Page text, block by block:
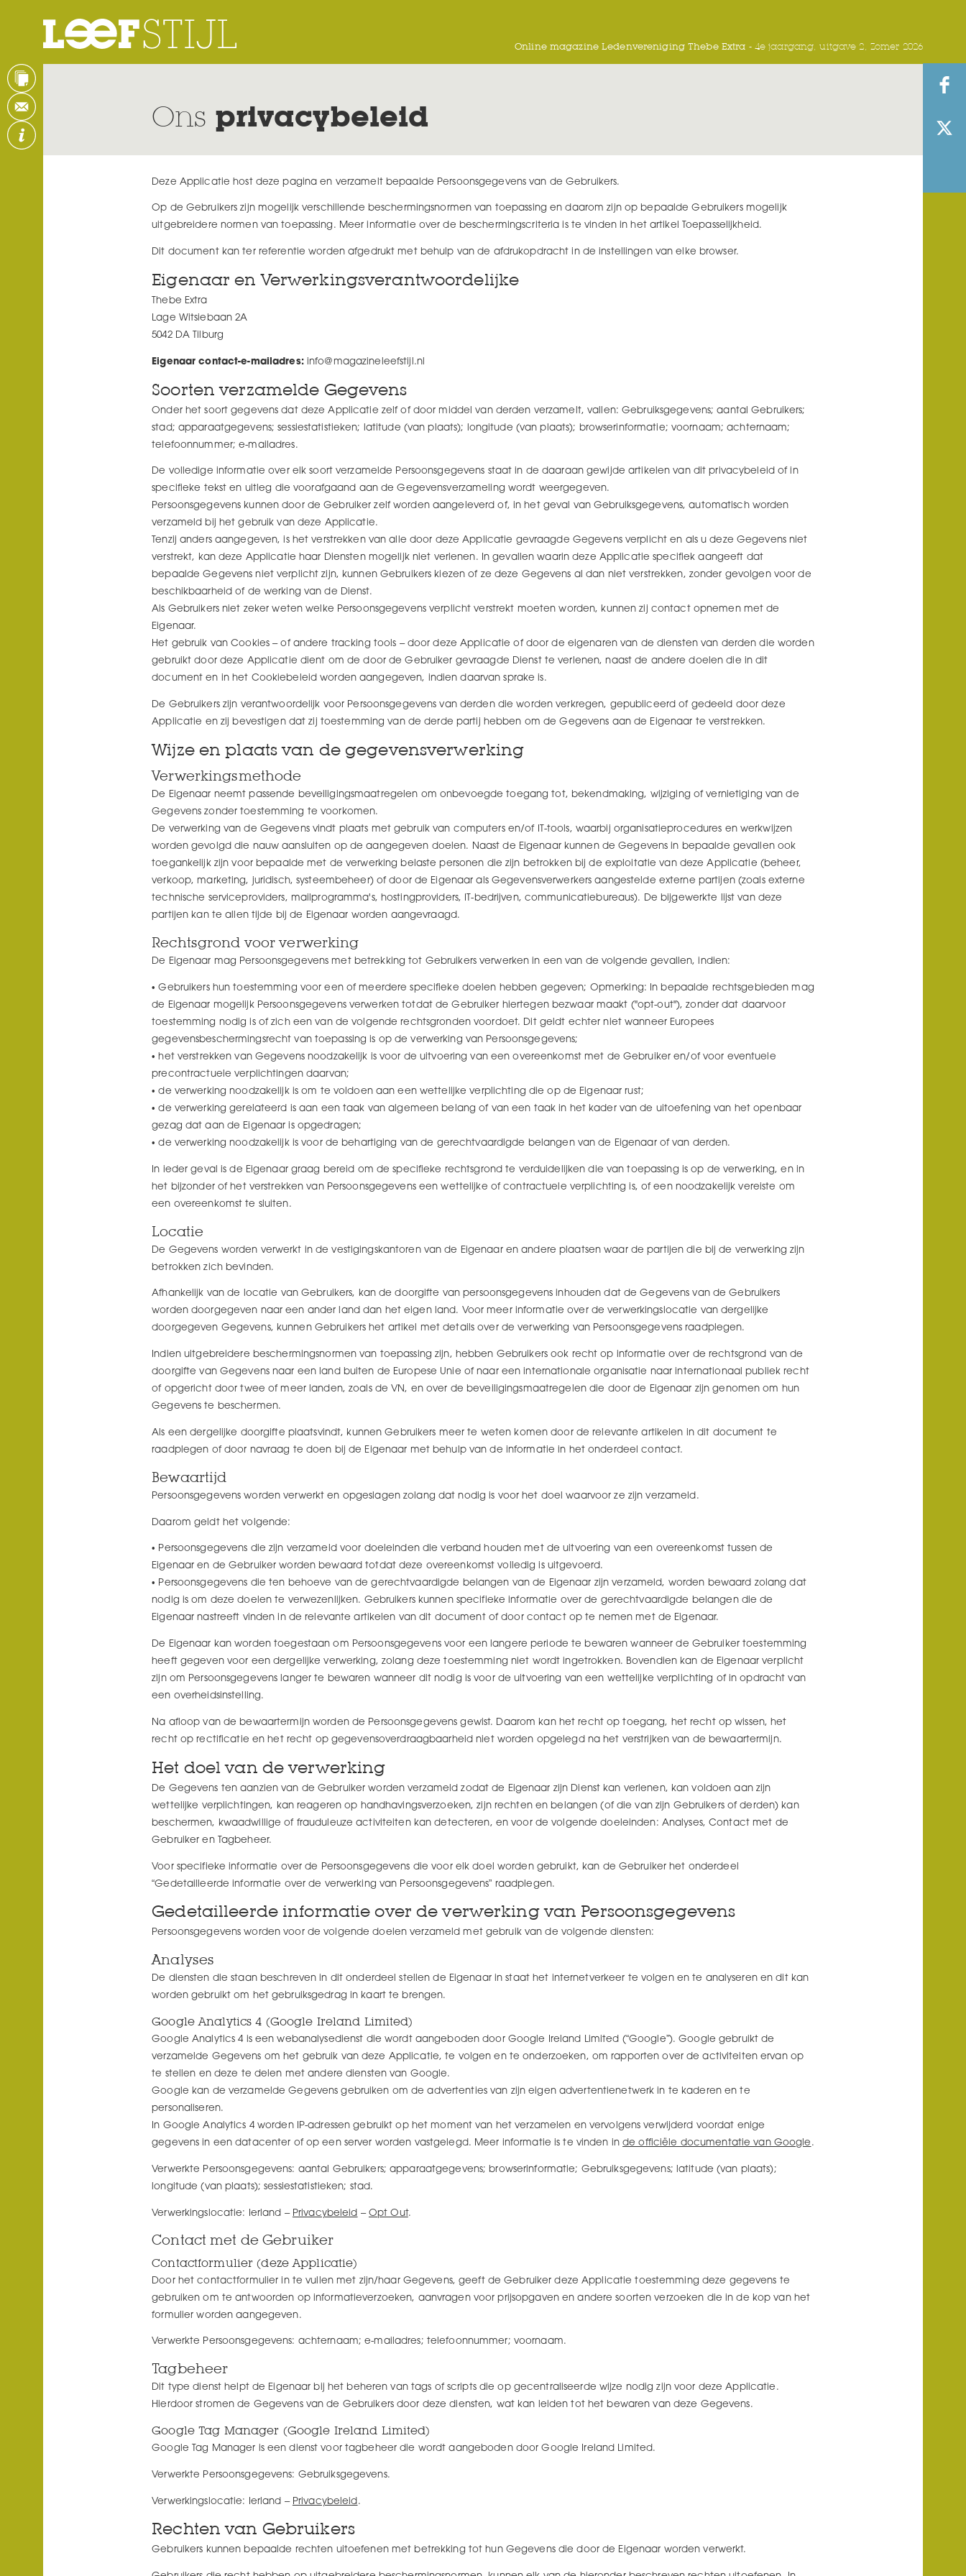
Online magazine Ledenvereniging Thebe Extra - 4e jaargang, uitgave 2, Zomer 2026
Ons privacybeleid
Deze Applicatie host deze pagina en verzamelt bepaalde Persoonsgegevens van de Gebruikers.
Op de Gebruikers zijn mogelijk verschillende beschermingsnormen van toepassing en daarom zijn op bepaalde Gebruikers mogelijk
uitgebreidere normen van toepassing. Meer informatie over de beschermingscriteria is te vinden in het artikel Toepasselijkheid.
Dit document kan ter referentie worden afgedrukt met behulp van de afdrukopdracht in de instellingen van elke browser.
Eigenaar en Verwerkingsverantwoordelijke
Thebe Extra
Lage Witsiebaan 2A
5042 DA Tilburg
Eigenaar contact-e-mailadres:info@magazineleefstijl.nl
Soorten verzamelde Gegevens
Onder het soort gegevens dat deze Applicatie zelf of door middel van derden verzamelt, vallen: Gebruiksgegevens; aantal Gebruikers;
stad; apparaatgegevens; sessiestatistieken; latitude (van plaats); longitude (van plaats); browserinformatie; voornaam; achternaam;
telefoonnummer; e-mailadres.
De volledige informatie over elk soort verzamelde Persoonsgegevens staat in de daaraan gewijde artikelen van dit privacybeleid of in
specifieke tekst en uitleg die voorafgaand aan de Gegevensverzameling wordt weergegeven.
Persoonsgegevens kunnen door de Gebruiker zelf worden aangeleverd of, in het geval van Gebruiksgegevens, automatisch worden
verzameld bij het gebruik van deze Applicatie.
Tenzij anders aangegeven, is het verstrekken van alle door deze Applicatie gevraagde Gegevens verplicht en als u deze Gegevens niet
verstrekt, kan deze Applicatie haar Diensten mogelijk niet verlenen. In gevallen waarin deze Applicatie specifiek aangeeft dat
bepaalde Gegevens niet verplicht zijn, kunnen Gebruikers kiezen of ze deze Gegevens al dan niet verstrekken, zonder gevolgen voor de
beschikbaarheid of de werking van de Dienst.
Als Gebruikers niet zeker weten welke Persoonsgegevens verplicht verstrekt moeten worden, kunnen zij contact opnemen met de
Eigenaar.
Het gebruik van Cookies – of andere tracking tools – door deze Applicatie of door de eigenaren van de diensten van derden die worden
gebruikt door deze Applicatie dient om de door de Gebruiker gevraagde Dienst te verlenen, naast de andere doelen die in dit
document en in het Cookiebeleid worden aangegeven, indien daarvan sprake is.
De Gebruikers zijn verantwoordelijk voor Persoonsgegevens van derden die worden verkregen, gepubliceerd of gedeeld door deze
Applicatie en zij bevestigen dat zij toestemming van de derde partij hebben om de Gegevens aan de Eigenaar te verstrekken.
Wijze en plaats van de gegevensverwerking
Verwerkingsmethode
De Eigenaar neemt passende beveiligingsmaatregelen om onbevoegde toegang tot, bekendmaking, wijziging of vernietiging van de
Gegevens zonder toestemming te voorkomen.
De verwerking van de Gegevens vindt plaats met gebruik van computers en/of IT-tools, waarbij organisatieprocedures en werkwijzen
worden gevolgd die nauw aansluiten op de aangegeven doelen. Naast de Eigenaar kunnen de Gegevens in bepaalde gevallen ook
toegankelijk zijn voor bepaalde met de verwerking belaste personen die zijn betrokken bij de exploitatie van deze Applicatie (beheer,
verkoop, marketing, juridisch, systeembeheer) of door de Eigenaar als Gegevensverwerkers aangestelde externe partijen (zoals externe
technische serviceproviders, mailprogramma's, hostingproviders, IT-bedrijven, communicatiebureaus). De bijgewerkte lijst van deze
partijen kan te allen tijde bij de Eigenaar worden aangevraagd.
Rechtsgrond voor verwerking
De Eigenaar mag Persoonsgegevens met betrekking tot Gebruikers verwerken in een van de volgende gevallen, indien:
Gebruikers hun toestemming voor een of meerdere specifieke doelen hebben gegeven; Opmerking: In bepaalde rechtsgebieden mag
de Eigenaar mogelijk Persoonsgegevens verwerken totdat de Gebruiker hiertegen bezwaar maakt ("opt-out"), zonder dat daarvoor
toestemming nodig is of zich een van de volgende rechtsgronden voordoet. Dit geldt echter niet wanneer Europees
gegevensbeschermingsrecht van toepassing is op de verwerking van Persoonsgegevens;
het verstrekken van Gegevens noodzakelijk is voor de uitvoering van een overeenkomst met de Gebruiker en/of voor eventuele
precontractuele verplichtingen daarvan;
de verwerking noodzakelijk is om te voldoen aan een wettelijke verplichting die op de Eigenaar rust;
de verwerking gerelateerd is aan een taak van algemeen belang of van een taak in het kader van de uitoefening van het openbaar
gezag dat aan de Eigenaar is opgedragen;
de verwerking noodzakelijk is voor de behartiging van de gerechtvaardigde belangen van de Eigenaar of van derden.
In ieder geval is de Eigenaar graag bereid om de specifieke rechtsgrond te verduidelijken die van toepassing is op de verwerking, en in
het bijzonder of het verstrekken van Persoonsgegevens een wettelijke of contractuele verplichting is, of een noodzakelijk vereiste om
een overeenkomst te sluiten.
Locatie
De Gegevens worden verwerkt in de vestigingskantoren van de Eigenaar en andere plaatsen waar de partijen die bij de verwerking zijn
betrokken zich bevinden.
Afhankelijk van de locatie van Gebruikers, kan de doorgifte van persoonsgegevens inhouden dat de Gegevens van de Gebruikers
worden doorgegeven naar een ander land dan het eigen land. Voor meer informatie over de verwerkingslocatie van dergelijke
doorgegeven Gegevens, kunnen Gebruikers het artikel met details over de verwerking van Persoonsgegevens raadplegen.
Indien uitgebreidere beschermingsnormen van toepassing zijn, hebben Gebruikers ook recht op informatie over de rechtsgrond van de
doorgifte van Gegevens naar een land buiten de Europese Unie of naar een internationale organisatie naar internationaal publiek recht
of opgericht door twee of meer landen, zoals de VN, en over de beveiligingsmaatregelen die door de Eigenaar zijn genomen om hun
Gegevens te beschermen.
Als een dergelijke doorgifte plaatsvindt, kunnen Gebruikers meer te weten komen door de relevante artikelen in dit document te
raadplegen of door navraag te doen bij de Eigenaar met behulp van de informatie in het onderdeel contact.
Bewaartijd
Persoonsgegevens worden verwerkt en opgeslagen zolang dat nodig is voor het doel waarvoor ze zijn verzameld.
Daarom geldt het volgende:
Persoonsgegevens die zijn verzameld voor doeleinden die verband houden met de uitvoering van een overeenkomst tussen de
Eigenaar en de Gebruiker worden bewaard totdat deze overeenkomst volledig is uitgevoerd.
Persoonsgegevens die ten behoeve van de gerechtvaardigde belangen van de Eigenaar zijn verzameld, worden bewaard zolang dat
nodig is om deze doelen te verwezenlijken. Gebruikers kunnen specifieke informatie over de gerechtvaardigde belangen die de
Eigenaar nastreeft vinden in de relevante artikelen van dit document of door contact op te nemen met de Eigenaar.
De Eigenaar kan worden toegestaan om Persoonsgegevens voor een langere periode te bewaren wanneer de Gebruiker toestemming
heeft gegeven voor een dergelijke verwerking, zolang deze toestemming niet wordt ingetrokken. Bovendien kan de Eigenaar verplicht
zijn om Persoonsgegevens langer te bewaren wanneer dit nodig is voor de uitvoering van een wettelijke verplichting of in opdracht van
een overheidsinstelling.
Na afloop van de bewaartermijn worden de Persoonsgegevens gewist. Daarom kan het recht op toegang, het recht op wissen, het
recht op rectificatie en het recht op gegevensoverdraagbaarheid niet worden opgelegd na het verstrijken van de bewaartermijn.
Het doel van de verwerking
De Gegevens ten aanzien van de Gebruiker worden verzameld zodat de Eigenaar zijn Dienst kan verlenen, kan voldoen aan zijn
wettelijke verplichtingen, kan reageren op handhavingsverzoeken, zijn rechten en belangen (of die van zijn Gebruikers of derden) kan
beschermen, kwaadwillige of frauduleuze activiteiten kan detecteren, en voor de volgende doeleinden: Analyses, Contact met de
Gebruiker en Tagbeheer.
Voor specifieke informatie over de Persoonsgegevens die voor elk doel worden gebruikt, kan de Gebruiker het onderdeel
“Gedetailleerde informatie over de verwerking van Persoonsgegevens” raadplegen.
Gedetailleerde informatie over de verwerking van Persoonsgegevens
Persoonsgegevens worden voor de volgende doelen verzameld met gebruik van de volgende diensten:
Analyses
De diensten die staan beschreven in dit onderdeel stellen de Eigenaar in staat het internetverkeer te volgen en te analyseren en dit kan
worden gebruikt om het gebruiksgedrag in kaart te brengen.
Google Analytics 4 (Google Ireland Limited)
Google Analytics 4 is een webanalysedienst die wordt aangeboden door Google Ireland Limited (“Google”). Google gebruikt de
verzamelde Gegevens om het gebruik van deze Applicatie, te volgen en te onderzoeken, om rapporten over de activiteiten ervan op
te stellen en deze te delen met andere diensten van Google.
Google kan de verzamelde Gegevens gebruiken om de advertenties van zijn eigen advertentienetwerk in te kaderen en te
personaliseren.
In Google Analytics 4 worden IP-adressen gebruikt op het moment van het verzamelen en vervolgens verwijderd voordat enige
gegevens in een datacenter of op een server worden vastgelegd. Meer informatie is te vinden inde officiële documentatie van Google .
Verwerkte Persoonsgegevens: aantal Gebruikers; apparaatgegevens; browserinformatie; Gebruiksgegevens; latitude (van plaats);
longitude (van plaats); sessiestatistieken; stad.
Verwerkingslocatie: Ierland – Privacybeleid – Opt Out.
Contact met de Gebruiker
Contactformulier (deze Applicatie)
Door het contactformulier in te vullen met zijn/haar Gegevens, geeft de Gebruiker deze Applicatie toestemming deze gegevens te
gebruiken om te antwoorden op informatieverzoeken, aanvragen voor prijsopgaven en andere soorten verzoeken die in de kop van het
formulier worden aangegeven.
Verwerkte Persoonsgegevens: achternaam; e-mailadres; telefoonnummer; voornaam.
Tagbeheer
Dit type dienst helpt de Eigenaar bij het beheren van tags of scripts die op gecentraliseerde wijze nodig zijn voor deze Applicatie.
Hierdoor stromen de Gegevens van de Gebruikers door deze diensten, wat kan leiden tot het bewaren van deze Gegevens.
Google Tag Manager (Google Ireland Limited)
Google Tag Manager is een dienst voor tagbeheer die wordt aangeboden door Google Ireland Limited.
Verwerkte Persoonsgegevens: Gebruiksgegevens.
Verwerkingslocatie: Ierland – Privacybeleid .
Rechten van Gebruikers
Gebruikers kunnen bepaalde rechten uitoefenen met betrekking tot hun Gegevens die door de Eigenaar worden verwerkt.